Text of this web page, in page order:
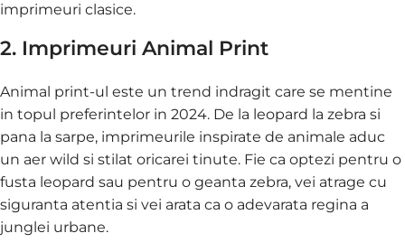
imprimeuri clasice.
2. Imprimeuri Animal Print
Animal print-ul este un trend indragit care se mentine
in topul preferintelor in 2024. De la leopard la zebra si
pana la sarpe, imprimeurile inspirate de animale aduc
un aer wild si stilat oricarei tinute. Fie ca optezi pentru o
fusta leopard sau pentru o geanta zebra, vei atrage cu
siguranta atentia si vei arata ca o adevarata regina a
junglei urbane.